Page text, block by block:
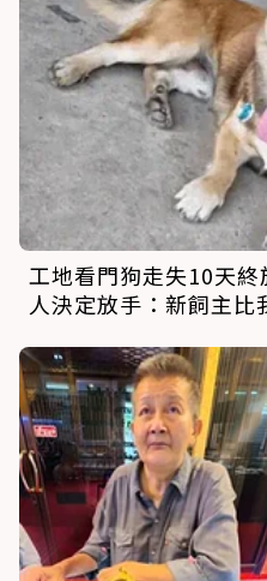
工地看門狗走失10天
人決定放手：新飼主比